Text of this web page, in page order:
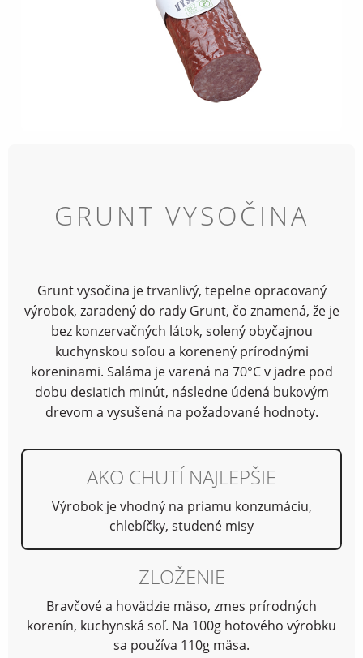
GRUNT VYSOČINA
Grunt vysočina je trvanlivý, tepelne opracovaný
výrobok, zaradený do rady Grunt, čo znamená, že je
bez konzervačných látok, solený obyčajnou
kuchynskou soľou a korenený prírodnými
koreninami. Saláma je varená na 70°C v jadre pod
dobu desiatich minút, následne údená bukovým
drevom a vysušená na požadované hodnoty.
AKO CHUTÍ NAJLEPŠIE
Výrobok je vhodný na priamu konzumáciu,
chlebíčky, studené misy
ZLOŽENIE
Bravčové a hovädzie mäso, zmes prírodných
korenín, kuchynská soľ. Na 100g hotového výrobku
sa používa 110g mäsa.